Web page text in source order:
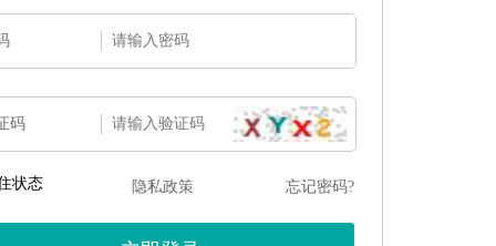
码
状态 隐私政策 忘记密码?